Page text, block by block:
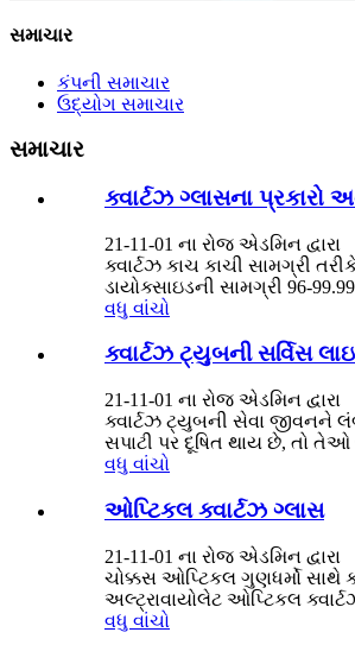
સમાચાર
કંપની સમાચાર
ઉદ્યોગ સમાચાર
સમાચાર
ક્વાર્ટઝ ગ્લાસના પ્રકારો
21-11-01 ના રોજ એડમિન દ્વારા
ક્વાર્ટઝ કાચ કાચી સામગ્રી
ડાયોક્સાઇડની સામગ્રી 96-
વધુ વાંચો
ક્વાર્ટઝ ટ્યુબની સર્વિસ
21-11-01 ના રોજ એડમિન દ્વારા
ક્વાર્ટઝ ટ્યુબની સેવા જીવનને
સપાટી પર દૂષિત થાય છે, તો
વધુ વાંચો
ઓપ્ટિકલ ક્વાર્ટઝ ગ્લાસ
21-11-01 ના રોજ એડમિન દ્વારા
ચોક્કસ ઓપ્ટિકલ ગુણધર્મો સાથે
અલ્ટ્રાવાયોલેટ ઓપ્ટિકલ
વધુ વાંચો